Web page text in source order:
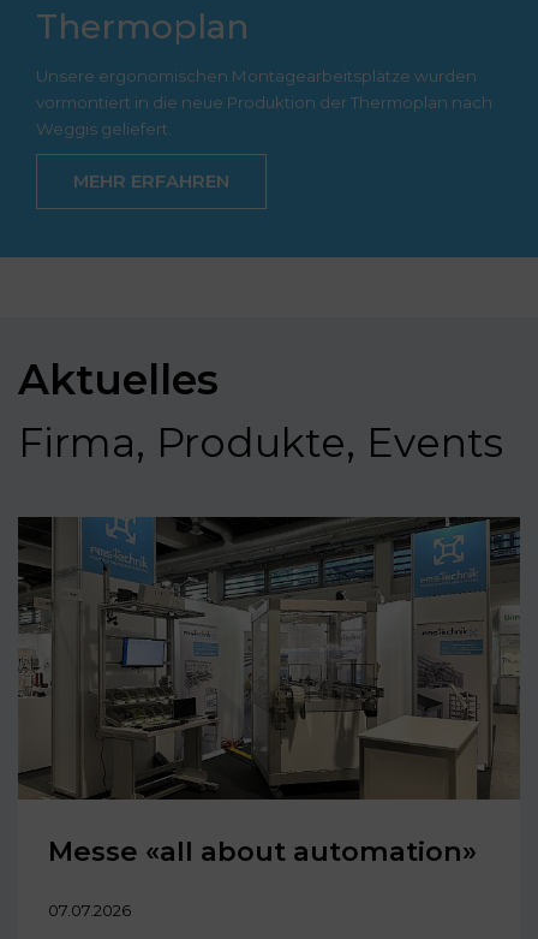
Thermoplan
Unsere ergonomischen Montagearbeitsplätze wurden
vormontiert in die neue Produktion der Thermoplan nach
Weggis geliefert.
MEHR ERFAHREN
Aktuelles
Firma, Produkte, Events
Messe «all about automation»
07.07.2026